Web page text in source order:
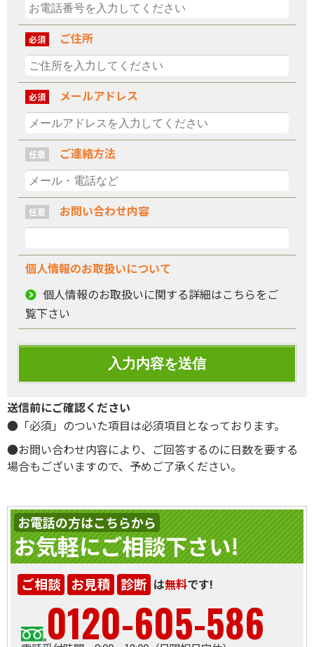
ご住所
必須
メールアドレス
必須
ご連絡方法
任意
お問い合わせ内容
任意
個人情報のお取扱いについて
個人情報のお取扱いに関する詳細はこちらをご
覧下さい
送信前にご確認ください
●「必須」のついた項目は必須項目となっております。
●お問い合わせ内容により、ご回答するのに日数を要する
場合もございますので、予めご了承ください。
お電話の方はこちらから
お気軽にご相談下さい!
ご相談 お見積 診断 は無料です!
0120-605-586